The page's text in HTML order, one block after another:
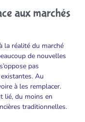
aux marchés
la réalité du marché
de nouvelles
pas
Au
à les remplacer.
lié, du moins en
traditionnelles.